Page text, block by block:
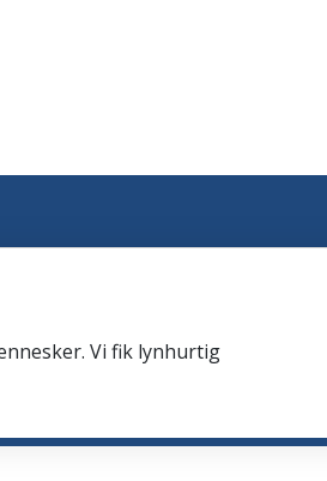
Vi fik lynhurtig